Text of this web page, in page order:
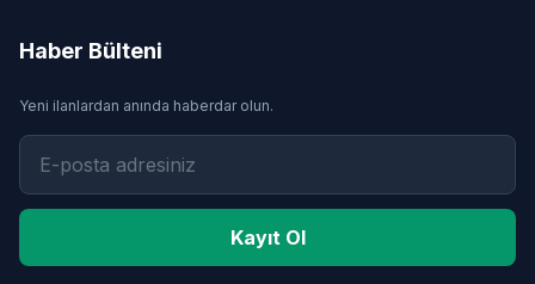
Haber Bülteni
Yeni ilanlardan anında haberdar olun.
Kayıt Ol